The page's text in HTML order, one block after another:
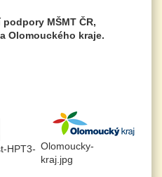
MŠMT ČR,
Olomouckého kraje.
HPT3- Olomoucky-
kraj.jpg